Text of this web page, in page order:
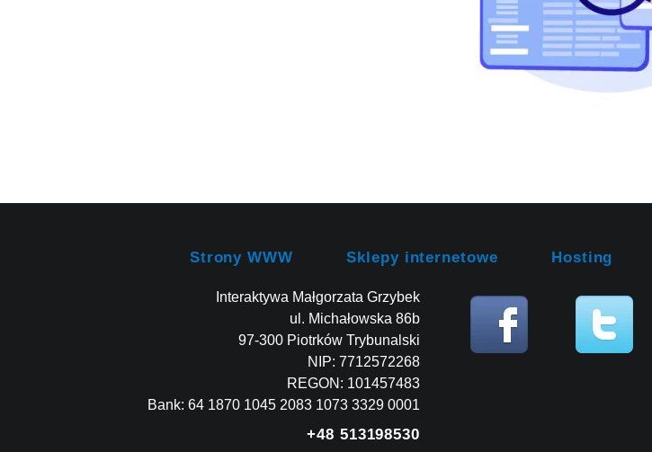
Strony WWW Sklepy internetowe Hosting
Interaktywa Małgorzata Grzybek
ul. Michałowska 86b
97-300 Piotrków Trybunalski
NIP: 7712572268
REGON: 101457483
Bank: 64 1870 1045 2083 1073 3329 0001
+48 513198530